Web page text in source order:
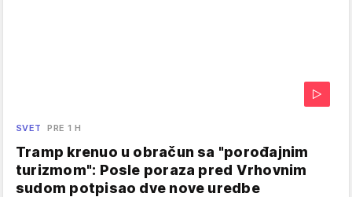
SVET PRE 1 H
Tramp krenuo u obračun sa "porođajnim
turizmom": Posle poraza pred Vrhovnim
sudom potpisao dve nove uredbe